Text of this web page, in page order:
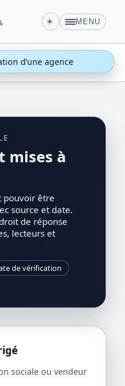
☀️ MENU
d’une agence
mises à
pouvoir être
source et date.
de réponse
lecteurs et
de vérification
sociale ou vendeur